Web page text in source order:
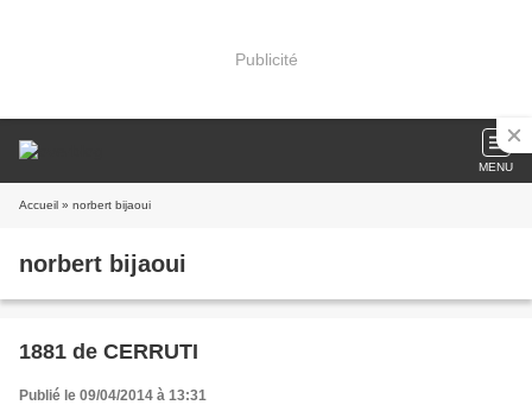
Publicité
MENU
Accueil » norbert bijaoui
norbert bijaoui
1881 de CERRUTI
Publié le 09/04/2014 à 13:31